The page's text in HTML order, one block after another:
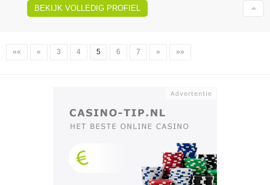
BEKIJK VOLLEDIG PROFIEL
«« « 3 4 5 6 7 » »»